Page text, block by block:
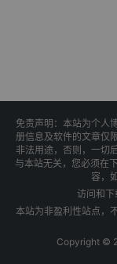
免责声明：本站为个人
册信息及软件的文章仅
非法用途，否则，一切
与本站无关，您必须在
容，
访问和下
本站为非盈利性站点，
Copyright ©